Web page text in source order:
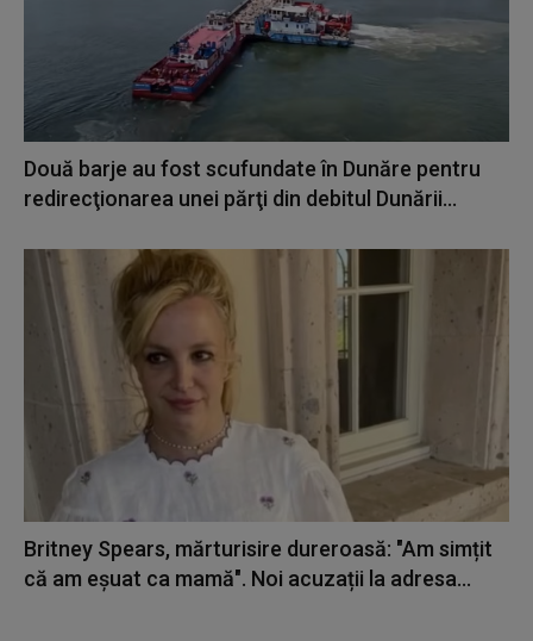
Două barje au fost scufundate în Dunăre pentru
redirecţionarea unei părţi din debitul Dunării...
Britney Spears, mărturisire dureroasă: "Am simțit
că am eșuat ca mamă". Noi acuzații la adresa...